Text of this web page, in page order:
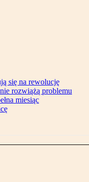
się na rewolucję
rozwiążą problemu
miesiąc